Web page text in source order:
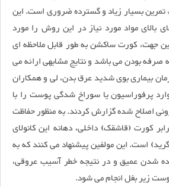
بسیار زیاد و گسترده ضروری است. این
بالای مواد مورد نیاز در این روش را مورد
جهت، کورت ساکشن به طور قابل ملاحظه ای
بودن می باشد و نتایج مشابهی ارائه می
بیماری بوی شدید عرق بدن، لی و همکاران
موارد پرفوراسيون یا سوراخ شدگی پوست را با
اصلاح شده گزارش کردند. به منظور حفاظت
کورت (قاشقک) داخلی، دهانه این کانولای
است. این مولفین پیشنهاد می کنند که به
شدن عمیق و در نتیجه خطر آسیب عروقی،
زیر بغل انجام می شود.